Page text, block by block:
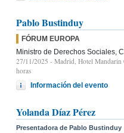
Pablo Bustinduy
FÓRUM EUROPA
Ministro de Derechos Sociales,
27/11/2025 - Madrid, Hotel Mandarin
horas
Información del evento
Yolanda Díaz Pérez
Presentadora de Pablo Bustinduy